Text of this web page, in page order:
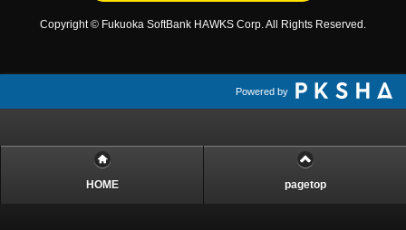
Copyright © Fukuoka SoftBank HAWKS Corp. All Rights Reserved.
Powered by
HOME pagetop